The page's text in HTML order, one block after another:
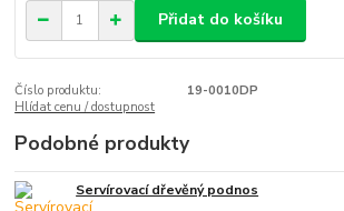
Přidat do košíku
Číslo produktu:
19-0010DP
Hlídat cenu / dostupnost
Podobné produkty
Servírovací dřevěný podnos